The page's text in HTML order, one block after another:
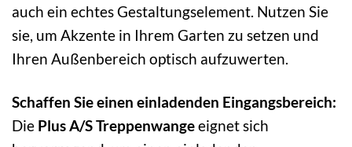
auch ein echtes Gestaltungselement. Nutzen Sie
sie, um Akzente in Ihrem Garten zu setzen und
Ihren Außenbereich optisch aufzuwerten.
Schaffen Sie einen einladenden Eingangsbereich:
Die Plus A/S Treppenwangeeignet sich